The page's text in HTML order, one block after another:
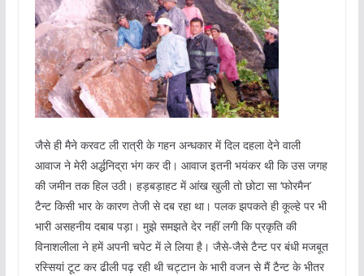
जैसे ही मैने करवट ली रात्री के गहन अन्धकार में दिल दहला देने वाली
आवाज ने मेरी अर्द्धनिद्रा भंग कर दी। आवाज इतनी भयंकर थी कि उस जगह
की जमीन तक हिल उठी। हड़बड़ाहट में आंख खुली तो छोटा सा ‘फोरमैन’
टैन्ट किसी भार के कारण तेजी से दब रहा था। पलक झपकते ही कूल्‍हे पर भी
भारी असहनीय दबाब पड़ा। मुझे समझते देर नहीं लगी कि प्रकृति की
विनाशलीला ने हमें अपनी चपेट में ले लिया है। जैसे-जैसे टैन्ट पर बंधी मजबूत
रस्सियां टूट कर ढीली पढ़ रही थी चट्टान के भारी वजन से मैं टैन्ट के भीतर